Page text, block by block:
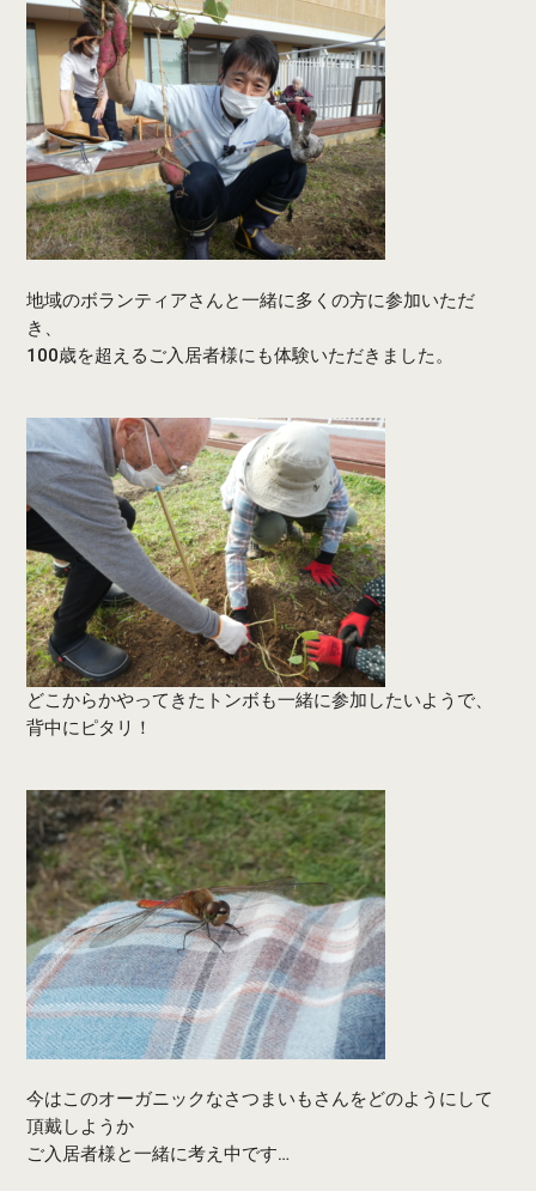
地域のボランティアさんと一緒に多くの方に参加いただ
き、
100歳を超えるご入居者様にも体験いただきました。
どこからかやってきたトンボも一緒に参加したいようで、
背中にピタリ！
今はこのオーガニックなさつまいもさんをどのようにして
頂戴しようか
ご入居者様と一緒に考え中です…